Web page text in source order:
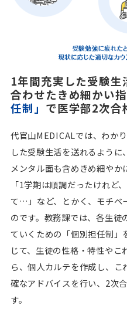
1年間充実した受験生
合わせたきめ細かい
任制」 で医学部2次合
代官山MEDICALでは、わか
した受験生活を送れるよう
メンタル面も含めきめ細やか
「1学期は順調だったけれど
て…」など、とかく、モチベ
のです。教務課では、各生徒
ていくための「個別担任制」
じて、生徒の性格・特性や
ら、個人カルテを作成し、
確なアドバイスを行い、2次
す。